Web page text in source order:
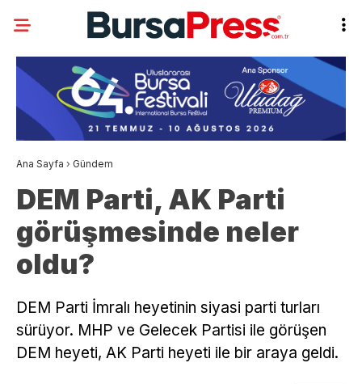
Ana Sayfa › Gündem
DEM Parti, AK Parti
görüşmesinde neler
oldu?
DEM Parti İmralı heyetinin siyasi parti turları
sürüyor. MHP ve Gelecek Partisi ile görüşen
DEM heyeti, AK Parti heyeti ile bir araya geldi.